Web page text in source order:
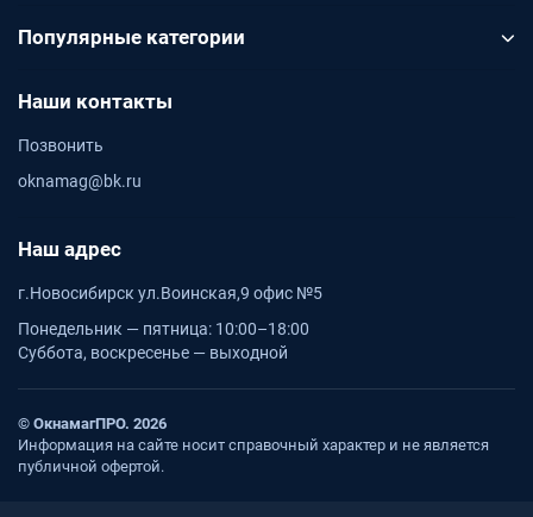
Популярные категории
Наши контакты
Позвонить
oknamag@bk.ru
Наш адрес
г.Новосибирск ул.Воинская,9 офис №5
Понедельник — пятница: 10:00–18:00
Суббота, воскресенье — выходной
© ОкнамагПРО. 2026
Информация на сайте носит справочный характер и не является
публичной офертой.